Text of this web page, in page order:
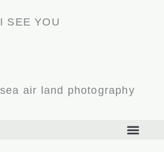
Inhalt
I SEE YOU
sea air land photography